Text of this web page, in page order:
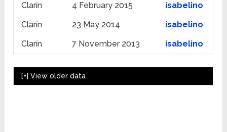
Clarín
4 February 2015
isabelino
Clarín
23 May 2014
isabelino
Clarín
7 November 2013 isabelino
[+]View older data